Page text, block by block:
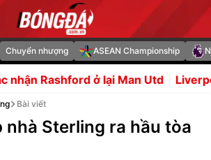
Chuyển nhượng ASEAN Championship
Man Utd Liverpool tranh Lamine
Bài viết
nhà Sterling ra hầu tòa